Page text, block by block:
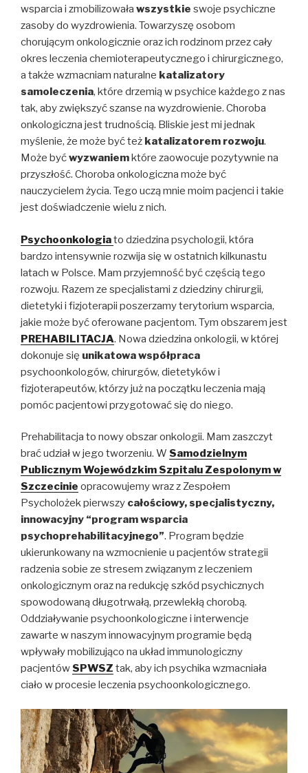
wsparcia i zmobilizowała wszystkie swoje psychiczne
zasoby do wyzdrowienia. Towarzyszę osobom
chorującym onkologicznie oraz ich rodzinom przez cały
okres leczenia chemioterapeutycznego i chirurgicznego,
a także wzmacniam naturalne katalizatory
samoleczenia, które drzemią w psychice każdego z nas
tak, aby zwiększyć szanse na wyzdrowienie. Choroba
onkologiczna jest trudnością. Bliskie jest mi jednak
myślenie, że może być też katalizatorem rozwoju.
Może byćwyzwaniemktóre zaowocuje pozytywnie na
przyszłość. Choroba onkologiczna może być
nauczycielem życia. Tego uczą mnie moim pacjenci i takie
jest doświadczenie wielu z nich.
Psychoonkologiato dziedzina psychologii, która
bardzo intensywnie rozwija się w ostatnich kilkunastu
latach w Polsce. Mam przyjemność być częścią tego
rozwoju. Razem ze specjalistami z dziedziny chirurgii,
dietetyki i fizjoterapii poszerzamy terytorium wsparcia,
jakie może być oferowane pacjentom. Tym obszarem jest
PREHABILITACJA. Nowa dziedzina onkologii, w której
dokonuje się unikatowa współpraca
psychoonkologów, chirurgów, dietetyków i
fizjoterapeutów, którzy już na początku leczenia mają
pomóc pacjentowi przygotować się do niego.
Prehabilitacja to nowy obszar onkologii. Mam zaszczyt
brać udział w jego tworzeniu. W Samodzielnym
Publicznym Wojewódzkim Szpitalu Zespolonym w
Szczecinie opracowujemy wraz z Zespołem
Psycholożek pierwszy całościowy, specjalistyczny,
innowacyjny “program wsparcia
psychoprehabilitacyjnego”. Program będzie
ukierunkowany na wzmocnienie u pacjentów strategii
radzenia sobie ze stresem związanym z leczeniem
onkologicznym oraz na redukcję szkód psychicznych
spowodowaną długotrwałą, przewlekłą chorobą.
Oddziaływanie psychoonkologiczne i interwencje
zawarte w naszym innowacyjnym programie będą
wpływały mobilizująco na układ immunologiczny
pacjentów SPWSZ tak, aby ich psychika wzmacniała
ciało w procesie leczenia psychoonkologicznego.